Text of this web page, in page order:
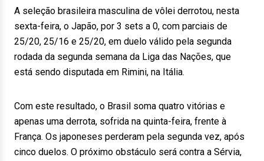
A seleção brasileira masculina de vôlei derrotou, nesta
sexta-feira, o Japão, por 3 sets a 0, com parciais de
25/20, 25/16 e 25/20, em duelo válido pela segunda
rodada da segunda semana da Liga das Nações, que
está sendo disputada em Rimini, na Itália.
Com este resultado, o Brasil soma quatro vitórias e
apenas uma derrota, sofrida na quinta-feira, frente à
França. Os japoneses perderam pela segunda vez, após
cinco duelos. O próximo obstáculo será contra a Sérvia,